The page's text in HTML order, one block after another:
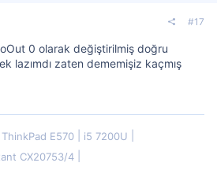
#17
0 olarak değiştirilmiş doğru
lazımdı zaten dememişiz kaçmış
E570
i5 7200U
CX20753/4